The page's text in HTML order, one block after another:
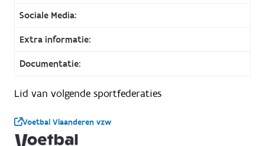
Sociale Media:
Extra informatie:
Documentatie:
Lid van volgende sportfederaties
Voetbal Vlaanderen vzw